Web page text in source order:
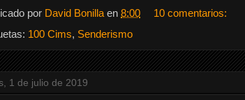
por David Bonilla en 8:00
10 comentarios:
100 Cims, Senderismo
1 de julio de 2019